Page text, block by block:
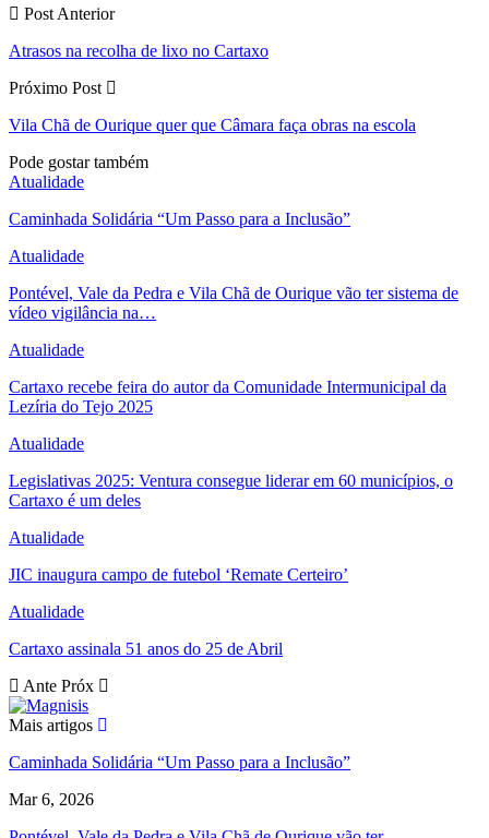
Post Anterior
Atrasos na recolha de lixo no Cartaxo
Próximo Post
Vila Chã de Ourique quer que Câmara faça obras na escola
Pode gostar também
Atualidade
Caminhada Solidária “Um Passo para a Inclusão”
Atualidade
Pontével, Vale da Pedra e Vila Chã de Ourique vão ter sistema de
vídeo vigilância na…
Atualidade
Cartaxo recebe feira do autor da Comunidade Intermunicipal da
Lezíria do Tejo 2025
Atualidade
Legislativas 2025: Ventura consegue liderar em 60 municípios, o
Cartaxo é um deles
Atualidade
JIC inaugura campo de futebol ‘Remate Certeiro’
Atualidade
Cartaxo assinala 51 anos do 25 de Abril
Ante Próx
Mais artigos
Caminhada Solidária “Um Passo para a Inclusão”
Mar 6, 2026